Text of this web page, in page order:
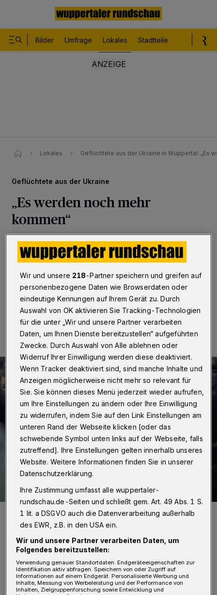
Bilder Umfrage Lokales Stadtteile
Lokales Geflüchtete aus der Ukraine in Wuppertal: „Es
Geflüchtete aus der Ukraine
„Es werden noch mehr
kommen“
Wuppertal·Der Krieg in der Ukraine geht unvermindert
weiter. Nach wie vor verlassen viele Menschen von
dort ihre Heimat. Etliche von ihnen – vor allem Frauen
und Kinder – kommen auch nach Wuppertal.
23.04.2022 , 16:30 Uhr Eine Minute Lesezeit
Symbolbild.
Foto: Christoph Petersen
Von Stefan Seitz
Wir und unsere 218-Partner speichern und greifen auf
personenbezogene Daten wie Browserdaten oder
eindeutige Kennungen auf Ihrem Gerät zu. Durch
Auswahl von OK aktivieren Sie Tracking-Technologien
für die unter „Wir und unsere Partner verarbeiten
Daten, um Ihnen Dienste bereitzustellen“ aufgeführten
Zwecke. Durch Auswahl von Alle ablehnen oder
Widerruf Ihrer Einwilligung werden diese deaktiviert.
Wenn Tracker deaktiviert sind, sind manche Inhalte und
Anzeigen möglicherweise nicht mehr so relevant für
Sie. Sie können dieses Menü jederzeit wieder aufrufen,
um Ihre Einstellungen zu ändern oder Ihre Einwilligung
zu widerrufen, indem Sie auf den Link Einstellungen am
unteren Rand der Webseite klicken [oder das
schwebende Symbol unten links auf der Webseite, falls
zutreffend]. Ihre Einstellungen gelten innerhalb unseres
Website. Weitere Informationen finden Sie in unserer
Datenschutzerklärung.
Ihre Zustimmung umfasst alle wuppertaler-
rundschau.de-Seiten und schließt gem. Art. 49 Abs. 1 S.
1 lit. a DSGVO auch die Datenverarbeitung außerhalb
des EWR, z.B. in den USA ein.
Wir und unsere Partner verarbeiten Daten, um
Folgendes bereitzustellen:
Verwendung genauer Standortdaten. Endgeräteeigenschaften zur
Identifikation aktiv abfragen. Speichern von oder Zugriff auf
Informationen auf einem Endgerät. Personalisierte Werbung und
Inhalte, Messung von Werbeleistung und der Performance von
Inhalten, Zielgruppenforschung sowie Entwicklung und